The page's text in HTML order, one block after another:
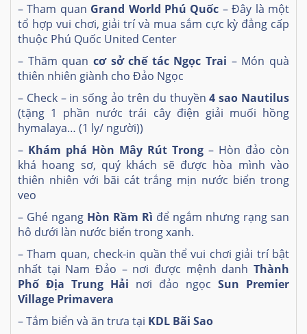
– Tham quan Grand World Phú Quốc – Đây là một
tổ hợp vui chơi, giải trí và mua sắm cực kỳ đẳng cấp
thuộc Phú Quốc United Center
– Thăm quan cơ sở chế tác Ngọc Trai – Món quà
thiên nhiên giành cho Đảo Ngọc
– Check – in sống ảo trên du thuyền4 sao Nautilus
(tặng 1 phần nước trái cây điện giải muối hồng
hymalaya… (1 ly/ người))
– Khám phá Hòn Mây Rút Trong – Hòn đảo còn
khá hoang sơ, quý khách sẽ được hòa mình vào
thiên nhiên với bãi cát trắng mịn nước biển trong
veo
– Ghé ngang Hòn Rầm Rì để ngắm nhưng rạng san
hô dưới làn nước biển trong xanh.
– Tham quan, check-in quần thể vui chơi giải trí bật
nhất tại Nam Đảo – nơi được mệnh danh Thành
Phố Địa Trung Hải nơi đảo ngọc Sun Premier
Village Primavera
– Tắm biển và ăn trưa tại KDL Bãi Sao